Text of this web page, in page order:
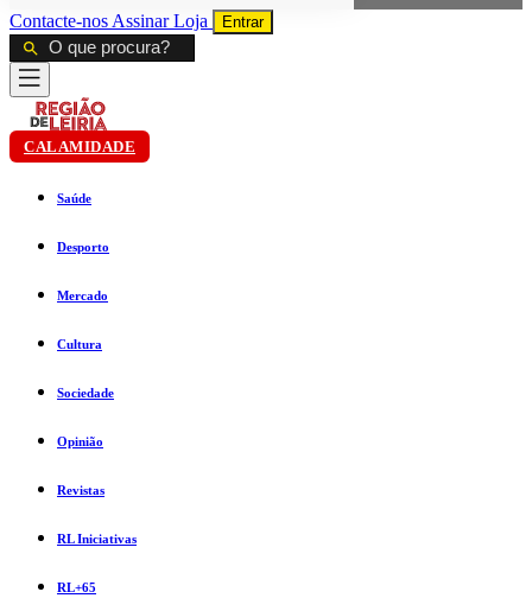
Contacte-nos AssinarLoja Entrar
CALAMIDADE
Saúde
Desporto
Mercado
Cultura
Sociedade
Opinião
Revistas
RL Iniciativas
RL+65